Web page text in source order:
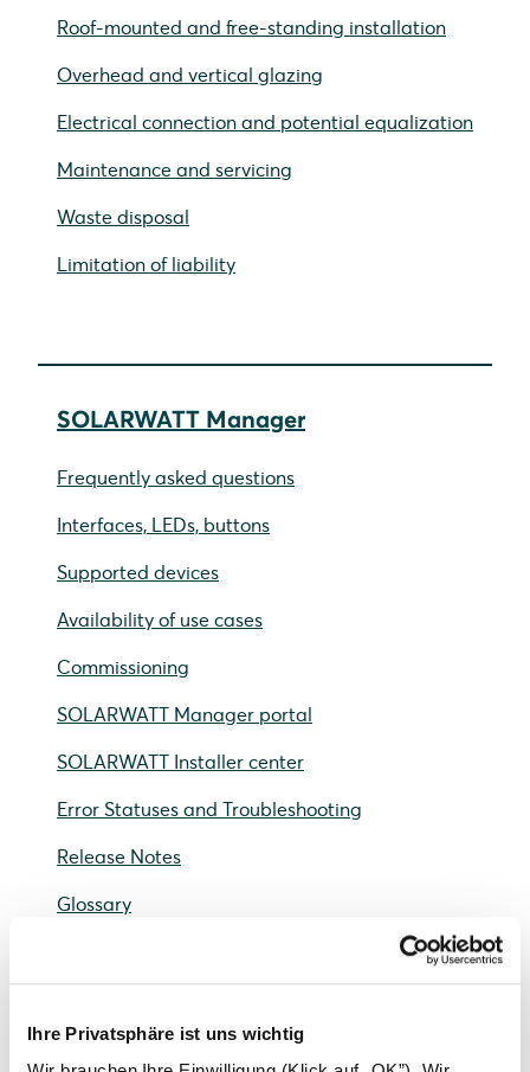
Ihre Privatsphäre ist uns wichtig
Roof-mounted and free-standing installation
Overhead and vertical glazing
Electrical connection and potential equalization
Maintenance and servicing
Waste disposal
Limitation of liability
SOLARWATT Manager
Frequently asked questions
Interfaces, LEDs, buttons
Supported devices
Availability of use cases
Commissioning
SOLARWATT Manager portal
SOLARWATT Installer center
Error Statuses and Troubleshooting
Release Notes
Glossary